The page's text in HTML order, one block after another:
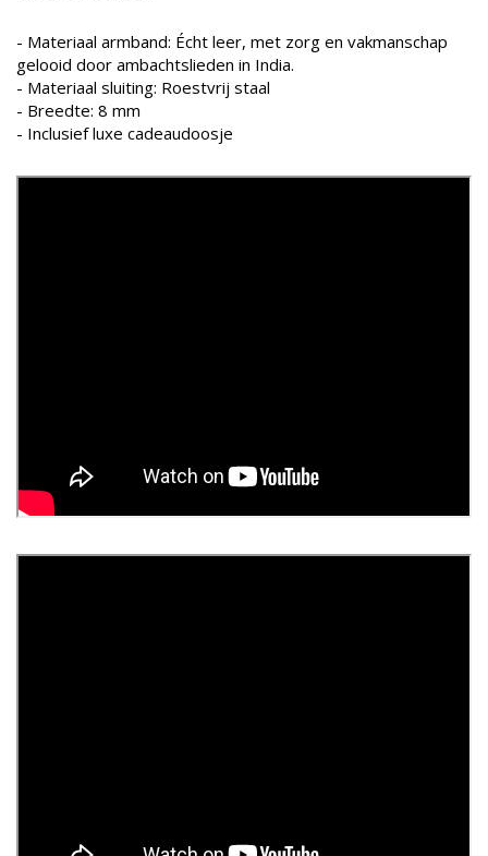
- Materiaal armband: Écht leer, met zorg en vakmanschap
gelooid door ambachtslieden in India.
- Materiaal sluiting: Roestvrij staal
- Breedte: 8 mm
- Inclusief luxe cadeaudoosje